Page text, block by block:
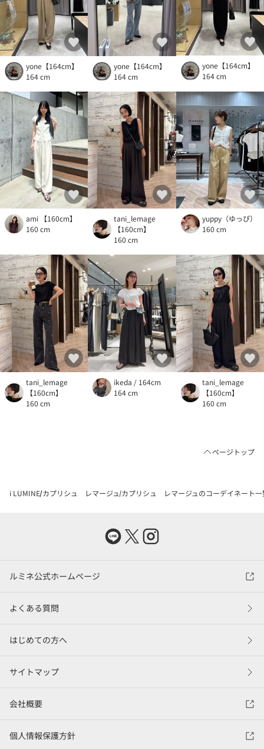
yone【164cm】
164 cm
yone【164cm】
164 cm
yone【164cm】
164 cm
ami 【160cm】
160 cm
tani_lemage
【160cm】
160 cm
yuppy（ゆっぴ）
160 cm
tani_lemage
【160cm】
160 cm
ikeda / 164cm
164 cm
tani_lemage
【160cm】
160 cm
ページトップ
i LUMINE カプリシュ レマージュ カプリシュ レマージュのコーデイネート一
ルミネ公式ホームページ
よくある質問
はじめての方へ
サイトマップ
会社概要
個人情報保護方針